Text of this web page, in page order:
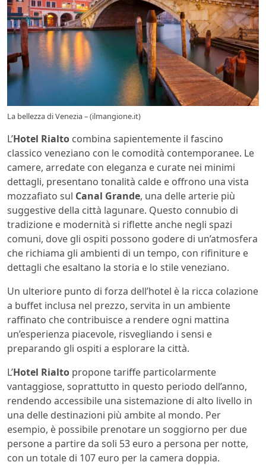
La bellezza di Venezia – (ilmangione.it)
L’Hotel Rialto combina sapientemente il fascino
classico veneziano con le comodità contemporanee. Le
camere, arredate con eleganza e curate nei minimi
dettagli, presentano tonalità calde e offrono una vista
mozzafiato sul Canal Grande, una delle arterie più
suggestive della città lagunare. Questo connubio di
tradizione e modernità si riflette anche negli spazi
comuni, dove gli ospiti possono godere di un’atmosfera
che richiama gli ambienti di un tempo, con rifiniture e
dettagli che esaltano la storia e lo stile veneziano.
Un ulteriore punto di forza dell’hotel è la ricca colazione
a buffet inclusa nel prezzo, servita in un ambiente
raffinato che contribuisce a rendere ogni mattina
un’esperienza piacevole, risvegliando i sensi e
preparando gli ospiti a esplorare la città.
L’Hotel Rialto propone tariffe particolarmente
vantaggiose, soprattutto in questo periodo dell’anno,
rendendo accessibile una sistemazione di alto livello in
una delle destinazioni più ambite al mondo. Per
esempio, è possibile prenotare un soggiorno per due
persone a partire da soli 53 euro a persona per notte,
con un totale di 107 euro per la camera doppia.